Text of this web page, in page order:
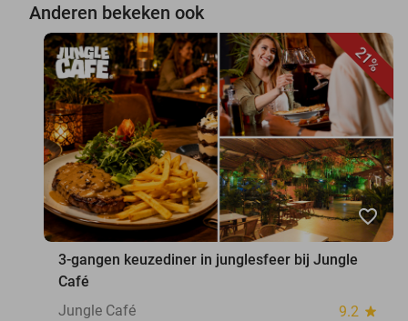
Anderen bekeken ook
21%
favorite_border
3-gangen keuzediner in junglesfeer bij Jungle
Café
Jungle Café
9.2 star